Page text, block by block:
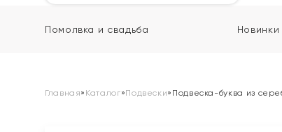
Помолвка и свадьба Новинки
Главная» Каталог»Подвески» Подвеска-буква из